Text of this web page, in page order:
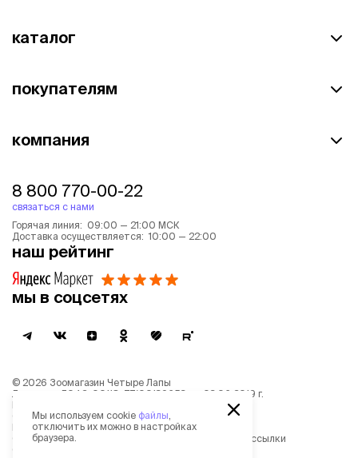
каталог
покупателям
компания
8 800 770-00-22
связаться с нами
Горячая линия: 09:00 — 21:00 МСК
Доставка осуществляется: 10:00 — 22:00
наш рейтинг
мы в соцсетях
© 2026 Зоомагазин Четыре Лапы
Лицензия: Л042-00118-77/00139653 от 03.06.2019 г.
Политика обработки персональных данных
Согласие на обработку персональных данных
Пользовательское соглашение
Согласие на получение новостной и рекламной рассылки
Мы используем cookie файлы
отключить их можно в настройках
браузера.